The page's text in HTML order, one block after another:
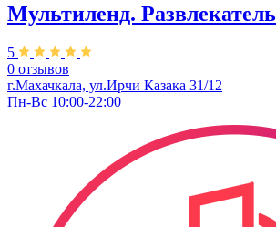
Мультиленд.
5
0 отзывов
г.Махачкала, ул.Ирчи Казака 31/12
Пн-Вс 10:00-22:00